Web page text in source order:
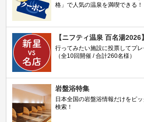
格」で人気の温泉を満喫できる！
【ニフティ温泉 百名湯2026】
行ってみたい施設に投票してプレ
（全10回開催 / 合計260名様）
岩盤浴特集
日本全国の岩盤浴情報だけをピ
検索！